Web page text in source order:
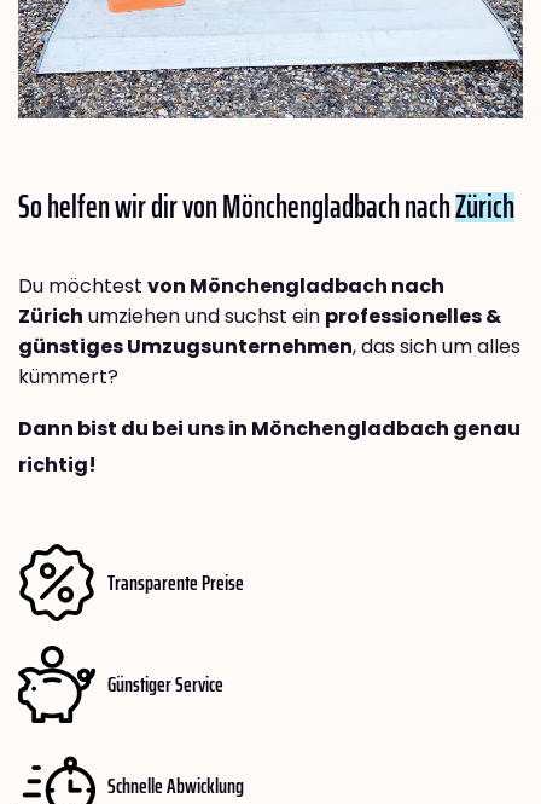
So helfen wir dir von Mönchengladbach nachZürich
Du möchtest von Mönchengladbach nach
Zürich umziehen und suchst ein professionelles &
günstiges Umzugsunternehmen, das sich um alles
kümmert?
Dann bist du bei uns in Mönchengladbach genau
richtig!
Transparente Preise
Günstiger Service
Schnelle Abwicklung